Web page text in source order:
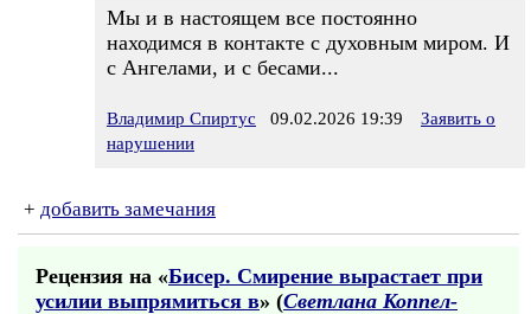
Мы и в настоящем все постоянно
находимся в контакте с духовным миром. И
с Ангелами, и с бесами...
Владимир Спиртус 09.02.2026 19:39
Заявить о
нарушении
+ добавить замечания
Рецензия на «Бисер. Смирение вырастает при
усилии выпрямиться в» (Светлана Коппел-